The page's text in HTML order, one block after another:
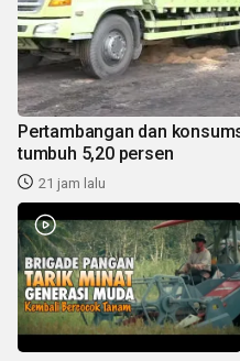
Pertambangan dan
tumbuh 5,20 persen
21 jam lalu